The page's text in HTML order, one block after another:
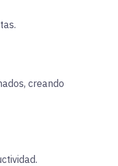
creando